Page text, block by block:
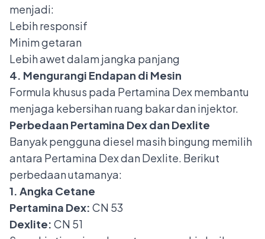
menjadi:
Lebih responsif
Minim getaran
Lebih awet dalam jangka panjang
4. Mengurangi Endapan di Mesin
Formula khusus pada Pertamina Dex membantu
menjaga kebersihan ruang bakar dan injektor.
Perbedaan Pertamina Dex dan Dexlite
Banyak pengguna diesel masih bingung memilih
antara Pertamina Dex dan Dexlite. Berikut
perbedaan utamanya:
1. Angka Cetane
Pertamina Dex: CN 53
Dexlite: CN 51